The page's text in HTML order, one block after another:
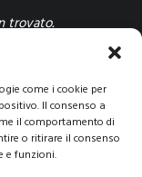
come i cookie per
Il consenso a
il comportamento di
o ritirare il consenso
e funzioni.
trovato.